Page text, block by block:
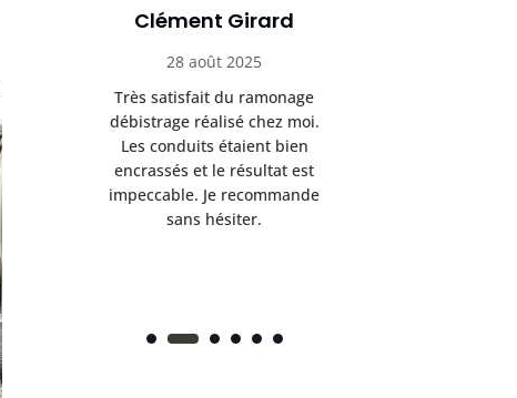
Clément Girard
28 août 2025
Très satisfait du ramonage
débistrage réalisé chez moi.
Les conduits étaient bien
encrassés et le résultat est
impeccable. Je recommande
sans hésiter.